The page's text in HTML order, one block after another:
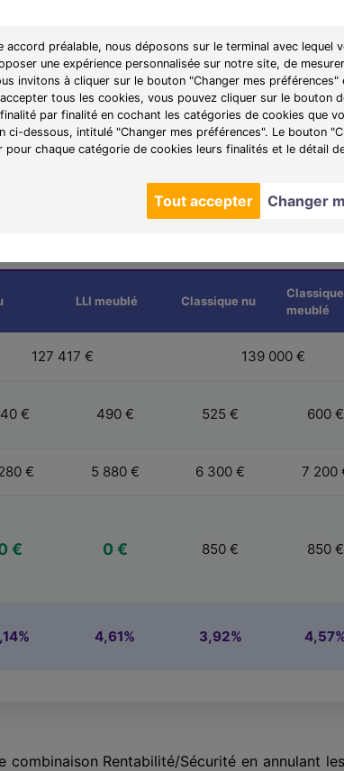
accord préalable, nous déposons sur le terminal avec lequel
une expérience personnalisée sur notre site, de mesurer
invitons à cliquer sur le bouton "Changer mes
tous les cookies, vous pouvez cliquer sur le bouton
par finalité en cochant les catégories de cookies que
ci-dessous, intitulé "Changer mes préférences". Le bouton
chaque catégorie de cookies leurs finalités et le détail
Tout accepter Changer
B1)
- L'Aparté
équilibres rentabilité / sécurité / valorisation :
LLI meublé Classique nu
Classique
meublé
127 417 € 139 000 €
€ 490 € 525 € 600 €
€ 5 880 € 6 300 € 7 200
€ 0 € 850 € 850 €
4,61% 3,92%
combinaison Rentabilité/Sécurité en annulant